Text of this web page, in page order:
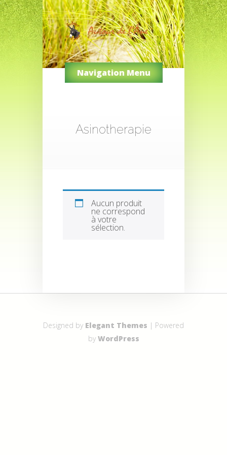
Navigation Menu
Asinotherapie
Aucun produit
ne correspond
à votre
sélection.
Designed by Elegant Themes | Powered
by WordPress